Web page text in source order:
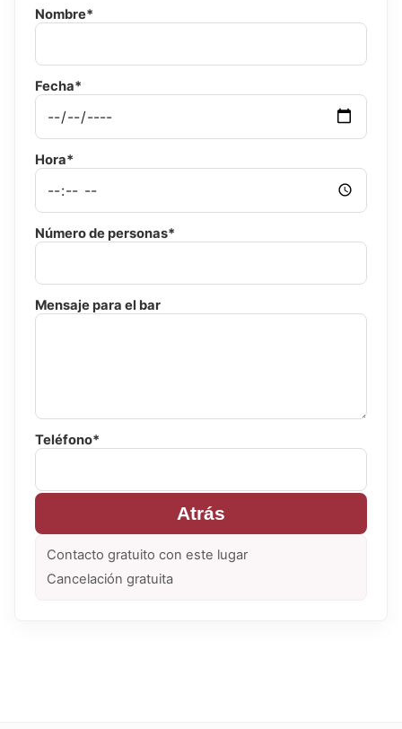
Nombre*
Fecha*
Hora*
Número de personas*
Mensaje para el bar
Teléfono*
Atrás
Contacto gratuito con este lugar
Cancelación gratuita